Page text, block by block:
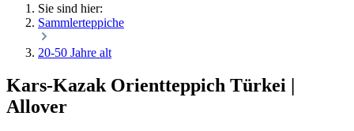
Sie sind hier:
Sammlerteppiche
20-50 Jahre alt
Kars-Kazak Orientteppich Türkei |
Allover